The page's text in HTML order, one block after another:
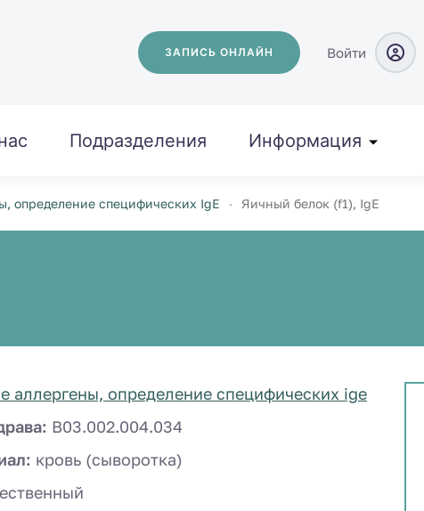
ЗАПИСЬ ОНЛАЙН Войти
Подразделения Информация
определение специфических IgE Яичный белок (f1), IgE
аллергены, определение специфических ige
B03.002.004.034
кровь (сыворотка)